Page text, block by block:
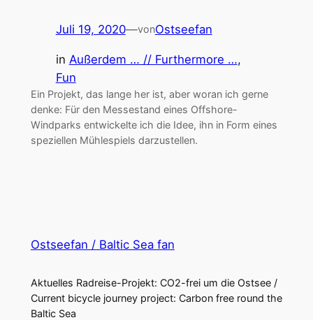
Juli 19, 2020—vonOstseefan
in Außerdem … // Furthermore …
Fun
Ein Projekt, das lange her ist, aber woran ich gerne
denke: Für den Messestand eines Offshore-
Windparks entwickelte ich die Idee, ihn in Form eines
speziellen Mühlespiels darzustellen.
Ostseefan / Baltic Sea fan
Aktuelles Radreise-Projekt: CO2-frei um die Ostsee /
Current bicycle journey project: Carbon free round the
Baltic Sea